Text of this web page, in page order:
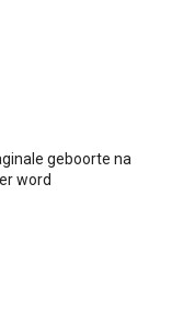
geboorte na
word